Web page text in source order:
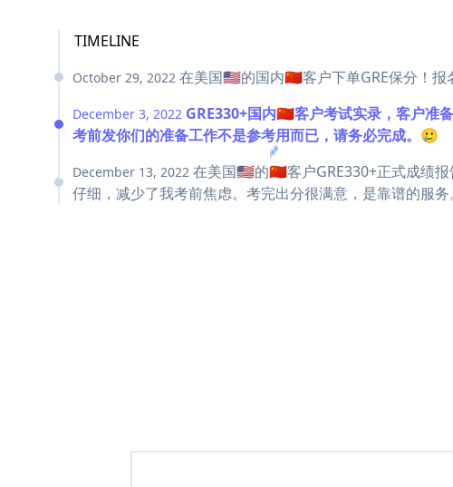
TIMELINE
October 29, 2022 在美国🇺🇸的国内🇨🇳客户下单GRE保分！
December 3, 2022 GRE330+国内🇨🇳客户考试实录，客户准
考前发你们的准备工作不是参考用而已，请务必完成。🥲
December 13, 2022 在美国🇺🇸的🇨🇳客户GRE330+正式成绩
仔细，减少了我考前焦虑。考完出分很满意，是靠谱的服